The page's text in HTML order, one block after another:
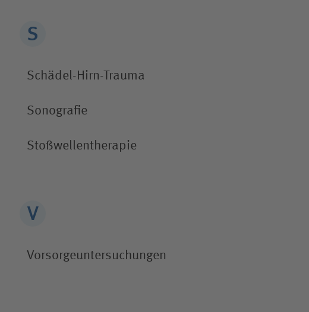
Schädel-Hirn-Trauma
Sonografie
Stoßwellen­therapie
Vorsorgeuntersuchungen